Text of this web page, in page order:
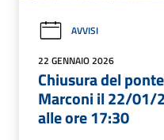
AVVISI
22 GENNAIO 2026
Chiusura del
Marconi il 22/01/
alle ore 17:30